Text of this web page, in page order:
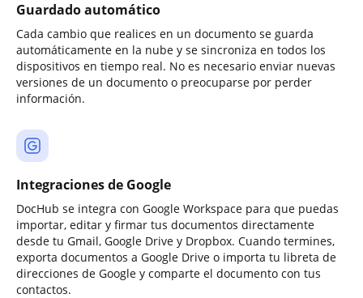
Guardado automático
Cada cambio que realices en un documento se guarda
automáticamente en la nube y se sincroniza en todos los
dispositivos en tiempo real. No es necesario enviar nuevas
versiones de un documento o preocuparse por perder
información.
Integraciones de Google
DocHub se integra con Google Workspace para que puedas
importar, editar y firmar tus documentos directamente
desde tu Gmail, Google Drive y Dropbox. Cuando termines,
exporta documentos a Google Drive o importa tu libreta de
direcciones de Google y comparte el documento con tus
contactos.